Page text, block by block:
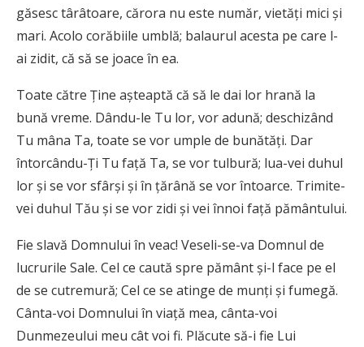
găsesc târâtoare, cărora nu este număr, vietăţi mici şi
mari. Acolo corăbiile umblă; balaurul acesta pe care l-
ai zidit, că să se joace în ea.
Toate către Ţine aşteaptă că să le dai lor hrană la
bună vreme. Dându-le Tu lor, vor adună; deschizând
Tu mâna Ta, toate se vor umple de bunătăţi. Dar
întorcându-Ţi Tu faţă Ta, se vor tulbură; lua-vei duhul
lor şi se vor sfârşi şi în ţărână se vor întoarce. Trimite-
vei duhul Tău şi se vor zidi şi vei înnoi faţă pământului.
Fie slavă Domnului în veac! Veseli-se-va Domnul de
lucrurile Sale. Cel ce caută spre pământ şi-l face pe el
de se cutremură; Cel ce se atinge de munţi şi fumegă.
Cânta-voi Domnului în viaţă mea, cânta-voi
Dunmezeului meu cât voi fi. Plăcute să-i fie Lui